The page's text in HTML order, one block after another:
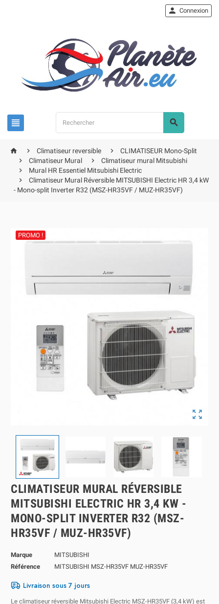
 
 Connexion
  Climatiseur reversible 
CLIMATISEUR Mono-Split

Climatiseur Mural 
Climatiseur mural Mitsubishi

Mural HR Essentiel Mitsubishi Electric

Climatiseur Mural Réversible MITSUBISHI Electric HR 3,4 kW
- Mono-split Inverter R32 (MSZ-HR35VF / MUZ-HR35VF)

PROMO !
CLIMATISEUR MURAL RÉVERSIBLE
MITSUBISHI ELECTRIC HR 3,4 KW -
MONO-SPLIT INVERTER R32 (MSZ-
HR35VF / MUZ-HR35VF)
Marque
MITSUBISHI
Référence
MITSUBISHI MSZ-HR35VF MUZ-HR35VF
Livraison sous 7 jours
Le climatiseur réversible Mitsubishi Electric MSZ-HR35VF (3,4 kW) est